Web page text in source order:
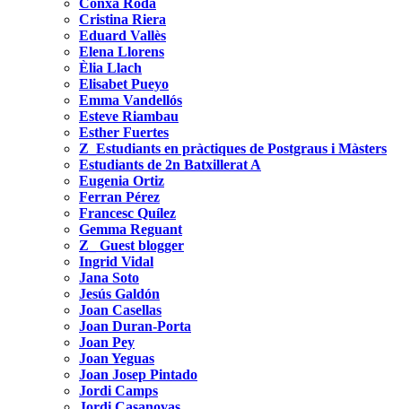
Conxa Rodà
Cristina Riera
Eduard Vallès
Elena Llorens
Èlia Llach
Elisabet Pueyo
Emma Vandellós
Esteve Riambau
Esther Fuertes
Z_Estudiants en pràctiques de Postgraus i Màsters
Estudiants de 2n Batxillerat A
Eugenia Ortiz
Ferran Pérez
Francesc Quílez
Gemma Reguant
Z_ Guest blogger
Ingrid Vidal
Jana Soto
Jesús Galdón
Joan Casellas
Joan Duran-Porta
Joan Pey
Joan Yeguas
Joan Josep Pintado
Jordi Camps